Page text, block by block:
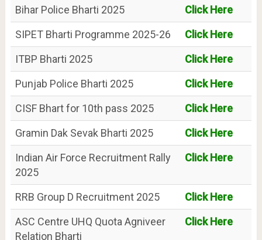
Bihar Police Bharti 2025
Click Here
SIPET Bharti Programme 2025-26
Click Here
ITBP Bharti 2025
Click Here
Punjab Police Bharti 2025
Click Here
CISF Bhart for 10th pass 2025
Click Here
Gramin Dak Sevak Bharti 2025
Click Here
Indian Air Force Recruitment Rally
2025
Click Here
RRB Group D Recruitment 2025
Click Here
ASC Centre UHQ Quota Agniveer
Relation Bharti
Click Here